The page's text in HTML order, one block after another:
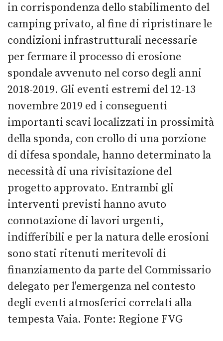
in corrispondenza dello stabilimento del
camping privato, al fine di ripristinare le
condizioni infrastrutturali necessarie
per fermare il processo di erosione
spondale avvenuto nel corso degli anni
2018-2019. Gli eventi estremi del 12-13
novembre 2019 ed i conseguenti
importanti scavi localizzati in prossimità
della sponda, con crollo di una porzione
di difesa spondale, hanno determinato la
necessità di una rivisitazione del
progetto approvato. Entrambi gli
interventi previsti hanno avuto
connotazione di lavori urgenti,
indifferibili e per la natura delle erosioni
sono stati ritenuti meritevoli di
finanziamento da parte del Commissario
delegato per l'emergenza nel contesto
degli eventi atmosferici correlati alla
tempesta Vaia. Fonte: Regione FVG